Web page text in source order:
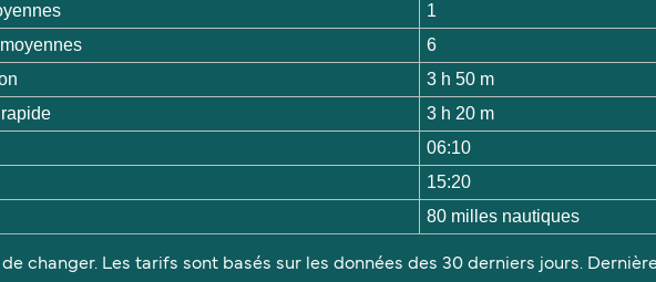
1
6
3 h 50 m
3 h 20 m
06:10
15:20
80 milles nautiques
changer. Les tarifs sont basés sur les données des 30 derniers jours.